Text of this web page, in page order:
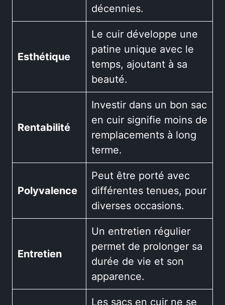
décennies.
Esthétique
Le cuir développe une
patine unique avec le
temps, ajoutant à sa
beauté.
Rentabilité
Investir dans un bon sac
en cuir signifie moins de
remplacements à long
terme.
Polyvalence
Peut être porté avec
différentes tenues, pour
diverses occasions.
Entretien
Un entretien régulier
permet de prolonger sa
durée de vie et son
apparence.
Les sacs en cuir ne se